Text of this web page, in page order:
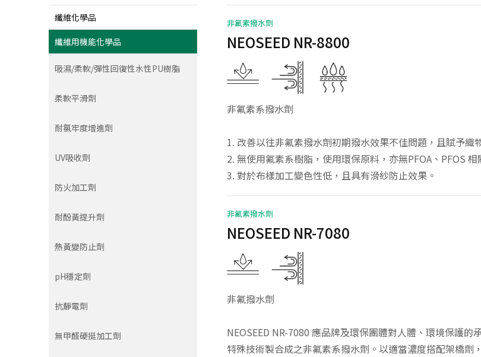
纖維化學品
纖維用機能化學品
吸濕/柔軟/彈性回復性水性PU樹脂
柔軟平滑劑
耐氯牢度增進劑
UV吸收劑
防火加工劑
耐酚黃提升劑
熱黃變防止劑
pH穩定劑
抗靜電劑
無甲醛硬挺加工劑
非氟素撥水劑
NEOSEED NR-8800
非氟素系撥水劑
1. 改善以往非氟素撥水劑初期撥水效果不佳問題，且賦予織
2. 無使用氟素系樹脂，使用環保原料，亦無PFOA、PFOS 相
3. 對於布樣加工變色性低，且具有滑紗防止效果。
非氟素撥水劑
NEOSEED NR-7080
非氟撥水劑
NEOSEED NR-7080 應品牌及環保團體對人體、環境保護
特殊技術製合成之非氟素系撥水劑。以適當濃度搭配架橋劑